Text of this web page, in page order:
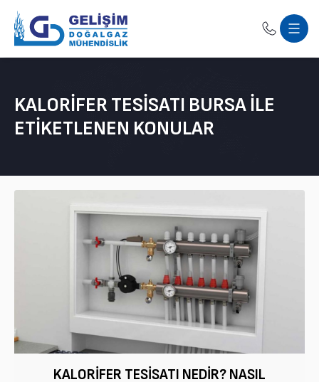
KALORIFER TESISATI BURSA ILE
ETIKETLENEN KONULAR
KALORIFER TESISATI NEDIR? NASIL